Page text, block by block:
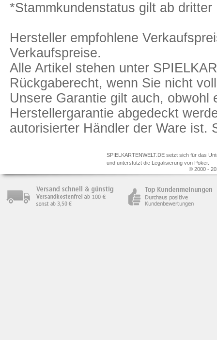
*Stammkundenstatus gilt ab dritter
Hersteller empfohlene
Verkaufspreise.
Alle Artikel stehen unter
Rückgaberecht, wenn Sie nicht
Unsere Garantie gilt auch, obwohl
Herstellergarantie abgedeckt
autorisierter Händler der Ware ist.
SPIELKARTENWELT.DE setzt sich für das
und unterstützt die Legalisierung von Poker.
© 2000 -